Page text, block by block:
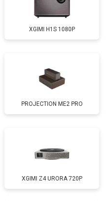
XGIMI H1S 1080P
PROJECTION ME2 PRO
XGIMI Z4 URORA 720P